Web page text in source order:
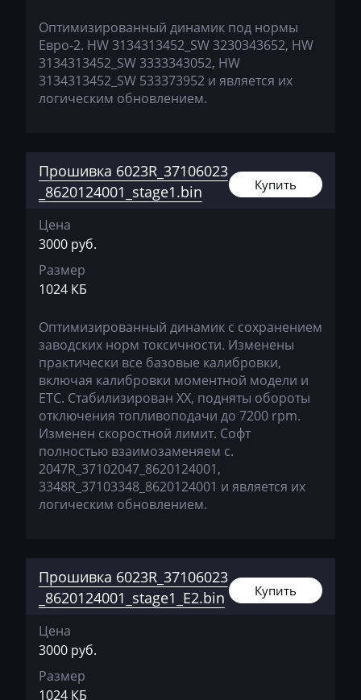
Claas
CMI
Comacchio
Daewoo
DAF
Daihatsu
Dammann
Deutz
Dewulf
Dieci
Dodge
Dongfeng
Doosan
EcoLog
Exeed
Extreme moto
Оптимизированный динамик под нормы
Евро-2. HW 3134313452_SW 3230343652, HW
3134313452_SW 3333343052, HW
3134313452_SW 533373952 и является их
логическим обновлением.
Прошивка 6023R_37106023
_8620124001_stage1.bin
Купить
Цена
3000 руб.
Размер
1024 КБ
Оптимизированный динамик с сохранением
заводских норм токсичности. Изменены
практически все базовые калибровки,
включая калибровки моментной модели и
ЕТС. Стабилизирован ХХ, подняты обороты
отключения топливоподачи до 7200 rpm.
Изменен скоростной лимит. Софт
полностью взаимозаменяем с.
2047R_37102047_8620124001,
3348R_37103348_8620124001 и является их
логическим обновлением.
Прошивка 6023R_37106023
_8620124001_stage1_E2.bin
Купить
Цена
3000 руб.
Размер
1024 КБ